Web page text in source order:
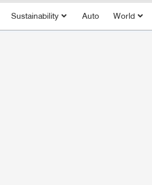
Sustainability Auto World